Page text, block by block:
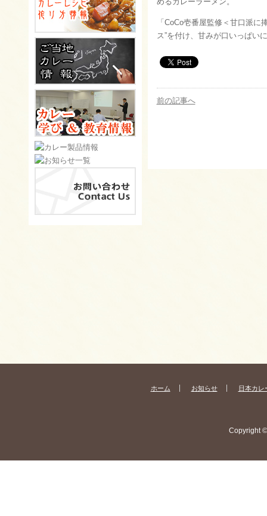
「CoCo壱番屋監修＜甘口派
ス”を付け、甘みが口いっぱい
前の記事へ
ホーム お知らせ 日本カレ
Copyright